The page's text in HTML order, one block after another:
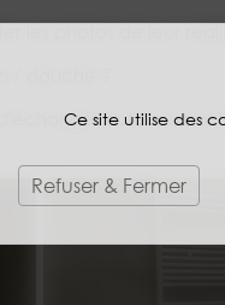
Ce site utilise des
Refuser & Fermer
les photos de leur
/ douche ?
autour de